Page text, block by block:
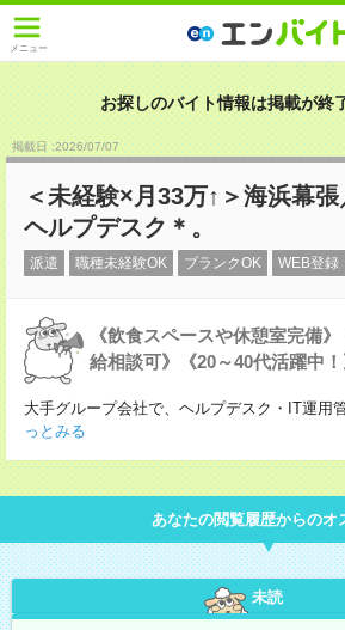
メニュー
お探しのバイト情報は掲載が終
掲載日 :2026/07/07
＜未経験×月33万↑＞海浜幕
ヘルプデスク＊。
派遣 職種未経験OK ブランクOK WEB登録
《飲食スペースや休憩室完備
給相談可》《20～40代活躍中！
大手グループ会社で、ヘルプデスク・IT運用
っとみる
あなたの閲覧履歴からのオ
未読